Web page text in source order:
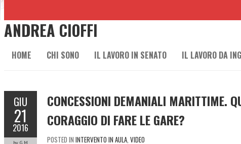
ANDREA CIOFFI
HOME CHI SONO IL LAVORO IN SENATO IL LAVORO DA
GIU
21
2016
CONCESSIONI DEMANIALI MARITTIME.
CORAGGIO DI FARE LE GARE?
POSTED IN INTERVENTO IN AULA, VIDEO